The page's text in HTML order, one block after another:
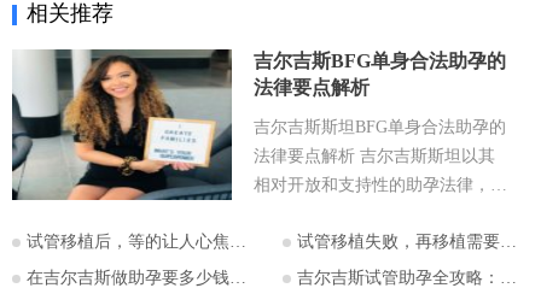
相关推荐
吉尔吉斯BFG单身合法助孕的
法律要点解析
吉尔吉斯斯坦BFG单身合法助孕的
法律要点解析 吉尔吉斯斯坦以其
相对开放和支持性的助孕法律，成
地。特别是对于希望通过助孕实现
为人父母梦想的单身人士，吉尔吉
试管移植后，等的让人心焦的胎心和胎芽，何时会出现？
试管移植失败，再移植需要注意哪些？
在吉尔吉斯做助孕要多少钱？2026比什凯克费用全公开，拒绝隐形消费
吉尔吉斯试管助孕全攻略：为什么越来越多的中国家庭选择比什凯克？